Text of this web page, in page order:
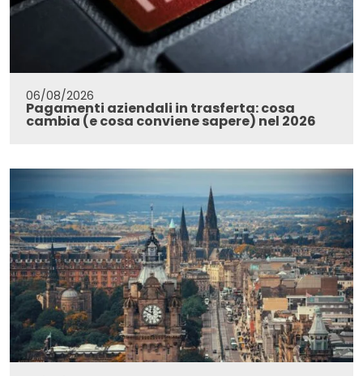
06/08/2026
Pagamenti aziendali in trasferta: cosa
cambia (e cosa conviene sapere) nel 2026